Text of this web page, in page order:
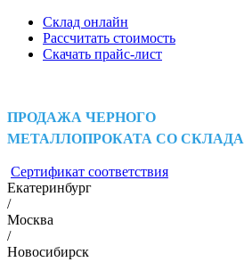
Склад онлайн
Рассчитать стоимость
Скачать прайс-лист
ПРОДАЖА ЧЕРНОГО
МЕТАЛЛОПРОКАТА СО СКЛАДА
Сертификат соответствия
Екатеринбург
/
Москва
/
Новосибирск